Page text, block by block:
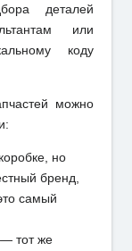
деталей
или
коду
можно
но
бренд,
самый
— тот же